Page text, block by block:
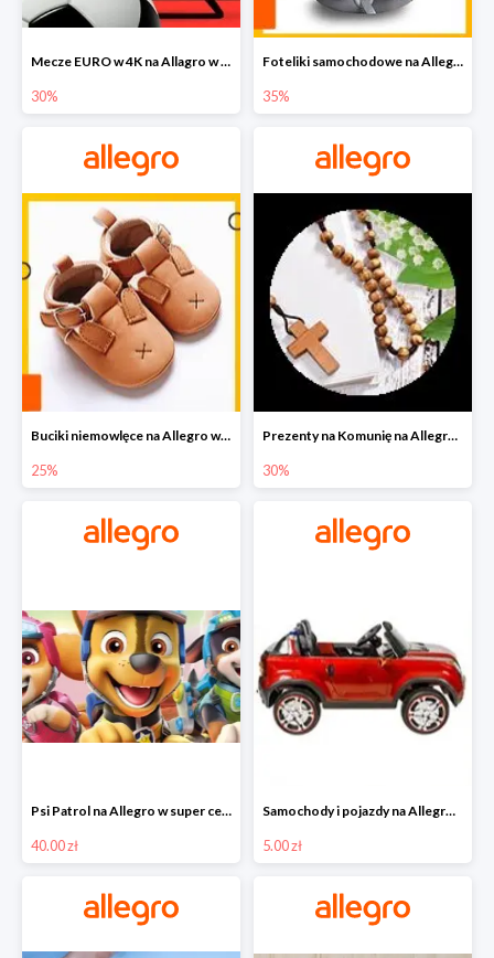
Mecze EURO w 4K na Allagro w super cenach
30%
Foteliki samochodowe na Allegro w super cenach
35%
Buciki niemowlęce na Allegro w super cenach
25%
Prezenty na Komunię na Allegro do -30%
30%
Psi Patrol na Allegro w super cenach od 40 zł
40.00 zł
Samochody i pojazdy na Allegro w super cenach od 5 zł
5.00 zł